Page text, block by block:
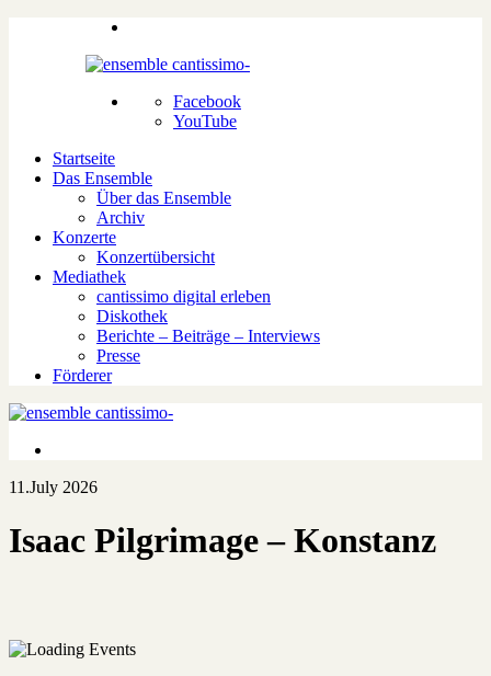
Facebook
YouTube
Startseite
Das Ensemble
Über das Ensemble
Archiv
Konzerte
Konzertübersicht
Mediathek
cantissimo digital erleben
Diskothek
Berichte – Beiträge – Interviews
Presse
Förderer
11.July 2026
Isaac Pilgrimage – Konstanz